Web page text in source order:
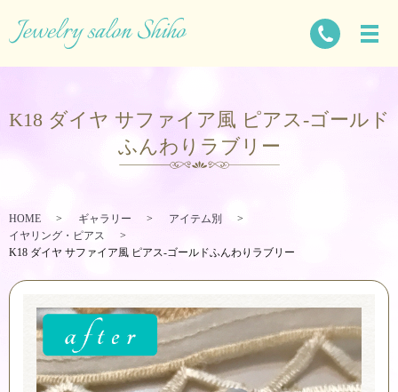
K18 ダイヤ サファイア風 ピアス-ゴールド
ふんわりラブリー
HOME ギャラリー
アイテム別
イヤリング・ピアス
K18 ダイヤ サファイア風 ピアス-ゴールドふんわりラブリー